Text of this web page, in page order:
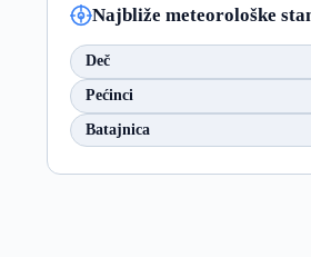
Najbliže meteorološke
Deč
Pećinci
Batajnica